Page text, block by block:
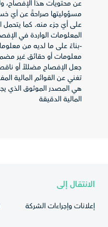
صافي الربح
(الخسارة) قبل
الزكاة والضريبة
-491,444
الزكاة وضريبة
الدخل
-35,556
صافي الربح
(الخسارة) العائد
لمساهمي
المصدر
قائمة التدفقات
النقدية
عن محتويات هذا الإفصاح،
مسؤوليتها صراحةً عن أيّ
على أيّ جزء منه. كما يتحمل
المعلومات الواردة في
-بناءً على ما لديه من
معلومات أو حقائق غير
جعل الإفصاح مضللاً أو
تغني عن القوائم المالية
هي المصدر الموثوق الذي
المالية الدقيقة
الانتقال إلى
إعلانات وإجراءات الشركة